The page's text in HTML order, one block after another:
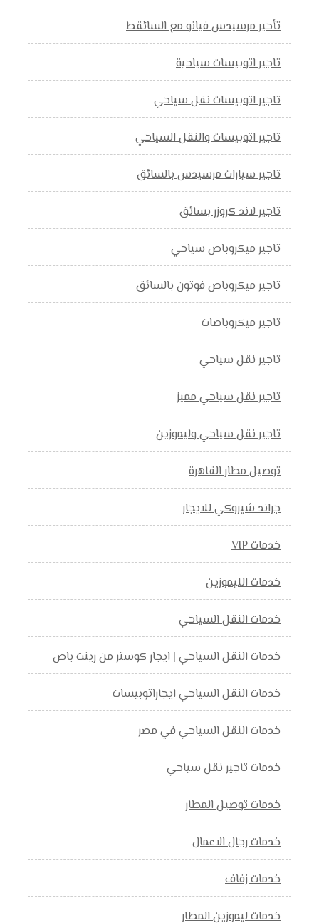
تأحير مرسيدس فيانو مع السائقط
تاجير اتوبيسات سياحية
تاجير اتوبيسات نقل سياحي
تاجير اتوبيسات والنقل السياحي
تاجير سيارات مرسيدس بالسائق
تاجير لاند كروزر بسائق
تاجير ميكروباص سياحي
تاجير ميكروباص فوتون بالسائق
تاجير ميكروباصات
تاجير نقل سياحي
تاجير نقل سياحي مميز
تاجير نقل سياحي وليموزين
توصيل مطار القاهرة
جراند شيروكي للايجار
خدمات VIP
خدمات الليموزين
خدمات النقل السياحي
خدمات النقل السياحي | ايجار كوستر من رينت باص
خدمات النقل السياحي ايجاراتوبيسات
خدمات النقل السياحي في مصر
خدمات تاجير نقل سياحي
خدمات توصيل المطار
خدمات رجال الاعمال
خدمات زفاف
خدمات ليموزين المطار